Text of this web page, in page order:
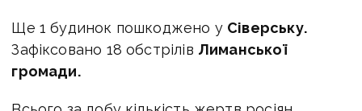
Ще 1 будинок пошкоджено у Сіверську.
Зафіксовано 18 обстрілів Лиманської
громади.